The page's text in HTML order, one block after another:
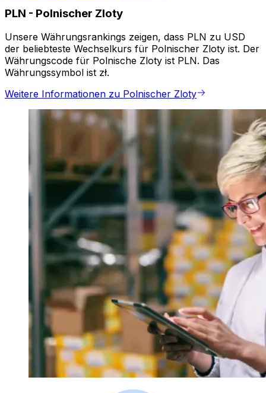
PLN - Polnischer Zloty
Unsere Währungsrankings zeigen, dass PLN zu USD
der beliebteste Wechselkurs für Polnischer Zloty ist. Der
Währungscode für Polnische Zloty ist PLN. Das
Währungssymbol ist zł.
Weitere Informationen zu Polnischer Zloty